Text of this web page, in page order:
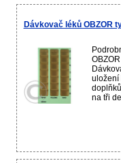
Dávkovač léků OBZOR
uložení
na tři